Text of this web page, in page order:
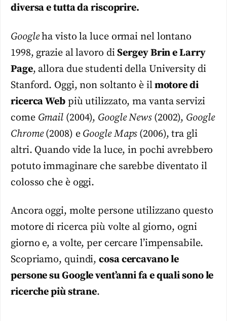
diversa e tutta da riscoprire.
Googleha visto la luce ormai nel lontano
1998, grazie al lavoro diSergey Brin e Larry
Page, allora due studenti della University di
Stanford. Oggi, non soltanto è ilmotore di
ricerca Webpiù utilizzato, ma vanta servizi
come Gmail (2004), Google News(2002), Google
Chrome(2008) e Google Maps(2006), tra gli
altri. Quando vide la luce, in pochi avrebbero
potuto immaginare che sarebbe diventato il
colosso che è oggi.
Ancora oggi, molte persone utilizzano questo
motore di ricerca più volte al giorno, ogni
giorno e, a volte, per cercare l’impensabile.
Scopriamo, quindi,cosa cercavano le
persone su Google vent’anni fa e quali sono le
ricerche più strane.